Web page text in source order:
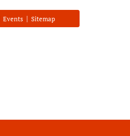
Events | Sitemap